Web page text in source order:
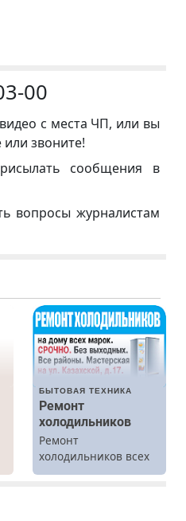
00
с места ЧП, или вы
звоните!
сообщения в
вопросы журналистам
БЫТОВАЯ ТЕХНИКА
Ремонт
холодильников
Ремонт
холодильников всех
марок на дому.